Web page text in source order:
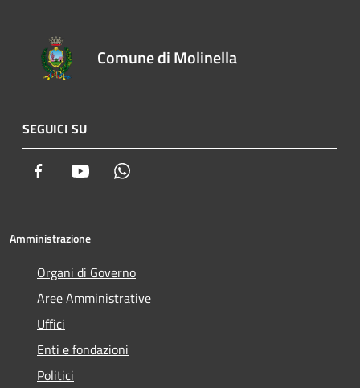
Comune di Molinella
SEGUICI SU
Facebook Youtube
Amministrazione
Organi di Governo
Aree Amministrative
Uffici
Enti e fondazioni
Politici